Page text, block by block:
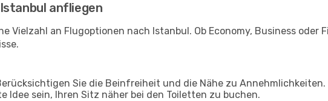
anfliegen
Vielzahl an Flugoptionen nach Istanbul. Ob Economy, Business oder
Sie die Beinfreiheit und die Nähe zu Annehmlichkeiten.
Idee sein, Ihren Sitz näher bei den Toiletten zu buchen.